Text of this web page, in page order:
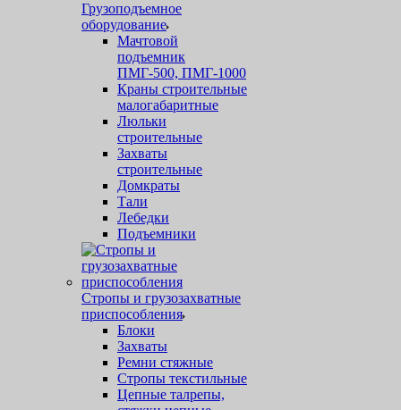
Грузоподъемное
оборудование
Мачтовой
подъемник
ПМГ-500, ПМГ-1000
Краны строительные
малогабаритные
Люльки
строительные
Захваты
строительные
Домкраты
Тали
Лебедки
Подъемники
Стропы и грузозахватные
приспособления
Блоки
Захваты
Ремни стяжные
Стропы текстильные
Цепные талрепы,